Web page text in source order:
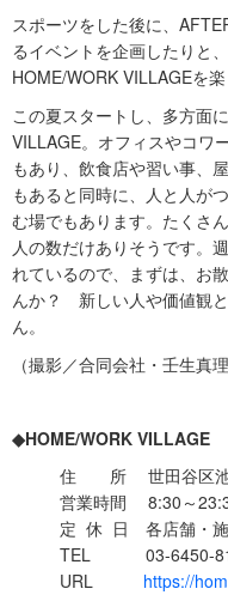
スポーツをした後に、
るイベントを企画したりと
HOME/WORK VILLAGEを
この夏スタートし、多方面
VILLAGE。オフィスやコワ
もあり、飲食店や習い事、
もあると同時に、人と人が
む場でもあります。たくさ
人の数だけありそうです。
れているので、まずは、お
んか？ 新しい人や価値観
ん。
（撮影／合同会社・壬生真理
◆HOME/WORK VILLAGE
住 所 世田谷区池
営業時間 8:30～
定 休 日 各店舗・施
TEL 03-6450-
URL https://